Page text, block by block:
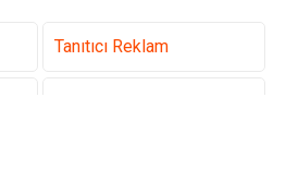
Tanıtıcı Reklam